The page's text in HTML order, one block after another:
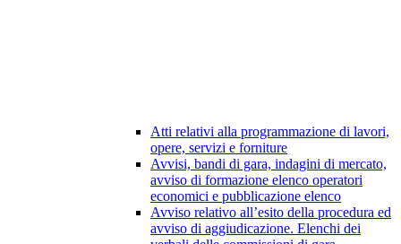
Atti relativi alla programmazione di lavori,
opere, servizi e forniture
Avvisi, bandi di gara, indagini di mercato,
avviso di formazione elenco operatori
economici e pubblicazione elenco
Avviso relativo all’esito della procedura ed
avviso di aggiudicazione. Elenchi dei